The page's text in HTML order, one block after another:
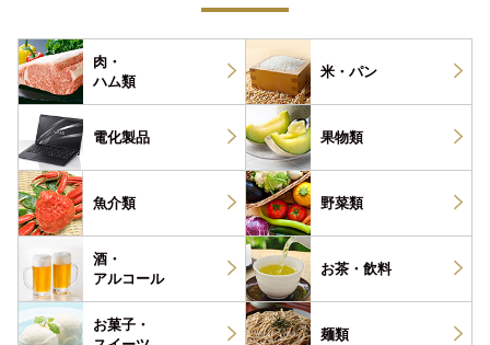
肉・
ハム類
米・パン
電化製品 果物類
魚介類 野菜類
酒・
アルコール
お茶・ 飲料
お菓子・
麺類